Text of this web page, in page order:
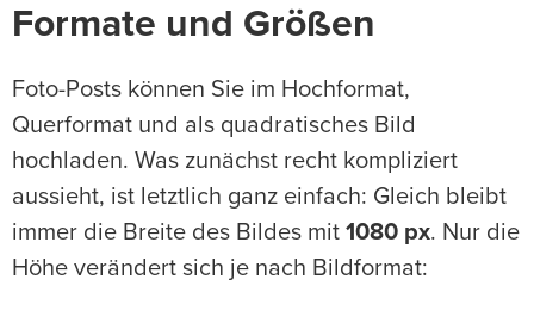
Formate und Größen
Foto-Posts können Sie im Hochformat,
Querformat und als quadratisches Bild
hochladen. Was zunächst recht kompliziert
aussieht, ist letztlich ganz einfach: Gleich bleibt
immer die Breite des Bildes mit 1080 px. Nur die
Höhe verändert sich je nach Bildformat: